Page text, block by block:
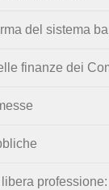
del sistema
finanze dei
professione: